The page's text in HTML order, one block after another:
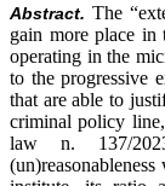
Abstract. The
gain more place in
operating in the
to the progressive
that are able to
criminal policy
law n. 137/